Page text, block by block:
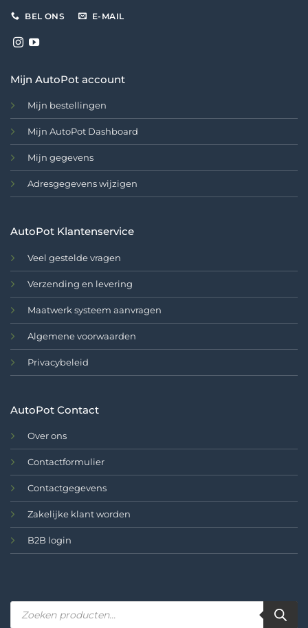
BEL ONS E-MAIL
Mijn AutoPot account
Mijn bestellingen
Mijn AutoPot Dashboard
Mijn gegevens
Adresgegevens wijzigen
AutoPot Klantenservice
Veel gestelde vragen
Verzending en levering
Maatwerk systeem aanvragen
Algemene voorwaarden
Privacybeleid
AutoPot Contact
Over ons
Contactformulier
Contactgegevens
Zakelijke klant worden
B2B login
Producten
zoeken